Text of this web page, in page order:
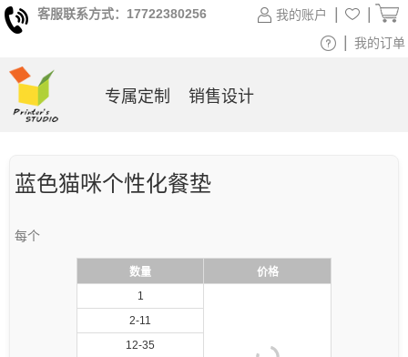
蓝色猫咪个性化餐垫
每个
数量
价格
1
2-11
12-35
客服联系方式：17722380256 我的账户
我的订单
专属定制 销售设计